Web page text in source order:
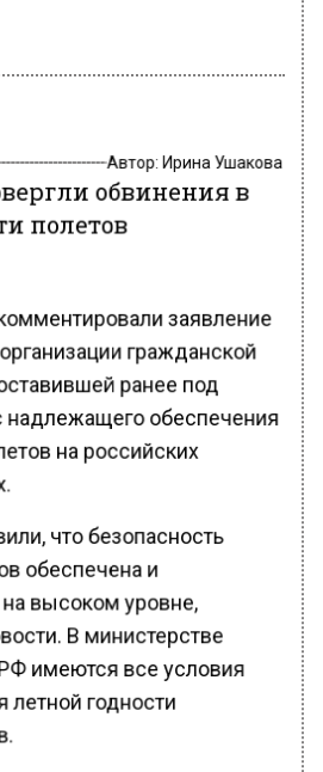
Автор:Ирина Ушакова
обвинения в
полетов
заявление
гражданской
ранее под
надлежащего обеспечения
на российских
что безопасность
обеспечена и
высоком уровне,
В министерстве
имеются все условия
годности